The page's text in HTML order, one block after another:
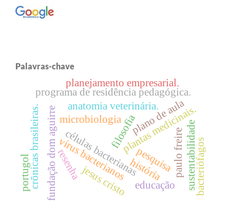
Palavras-chave
células bacterianasplantas medicinais.
fundação dom aguirre
programa de residência pedagógica.
vírus bacterianos
microbiologia
resenha paulo freire
história
filosofia
educação
plano de aula
jesus cristo
planejamento empresarial.
crônicas brasileiras. anatomia veterinária.
sustentabilidadebacteriófagos
pesquisa
portugol